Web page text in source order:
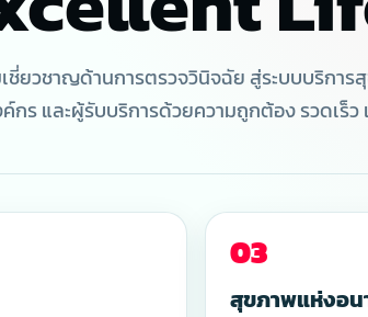
1
พันธกิจ: Live an Excellent
ยวชาญด้านการตรวจวินิจฉัย สู่ระบบบริกา
ร และผู้รับบริการด้วยความถูกต้อง รวดเร็ว
03
สุขภาพแห่งอ